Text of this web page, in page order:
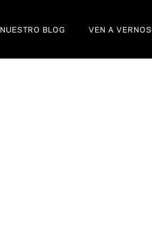
NUESTRO BLOG VEN A VERNOS